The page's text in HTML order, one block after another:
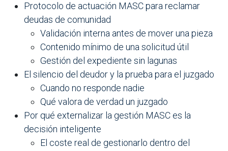
Protocolo de actuación MASC para reclamar
deudas de comunidad
Validación interna antes de mover una pieza
Contenido mínimo de una solicitud útil
Gestión del expediente sin lagunas
El silencio del deudor y la prueba para el juzgado
Cuando no responde nadie
Qué valora de verdad un juzgado
Por qué externalizar la gestión MASC es la
decisión inteligente
El coste real de gestionarlo dentro del